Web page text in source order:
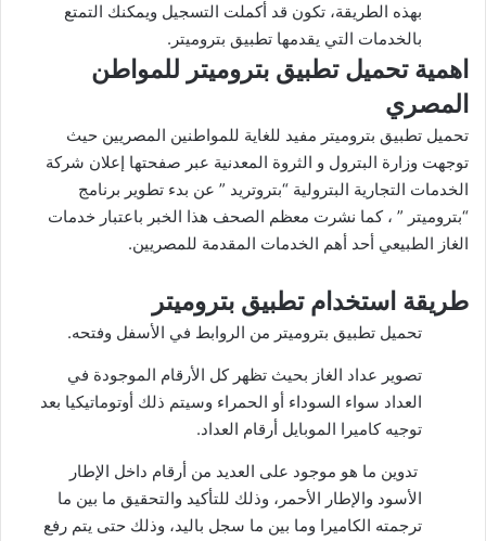
بهذه الطريقة، تكون قد أكملت التسجيل ويمكنك التمتع
بالخدمات التي يقدمها تطبيق بتروميتر.
اهمية تحميل تطبيق بتروميتر للمواطن
المصري
تحميل تطبيق بتروميتر مفيد للغاية للمواطنين المصريين حيث
توجهت وزارة البترول و الثروة المعدنية عبر صفحتها إعلان شركة
الخدمات التجارية البترولية “بتروتريد ” عن بدء تطوير برنامج
“بتروميتر ” ، كما نشرت معظم الصحف هذا الخبر باعتبار خدمات
الغاز الطبيعي أحد أهم الخدمات المقدمة للمصريين.
طريقة استخدام تطبيق بتروميتر
تحميل تطبيق بتروميتر من الروابط في الأسفل وفتحه.
تصوير عداد الغاز بحيث تظهر كل الأرقام الموجودة في
العداد سواء السوداء أو الحمراء وسيتم ذلك أوتوماتيكيا بعد
توجيه كاميرا الموبايل أرقام العداد.
تدوين ما هو موجود على العديد من أرقام داخل الإطار
الأسود والإطار الأحمر، وذلك للتأكيد والتحقيق ما بين ما
ترجمته الكاميرا وما بين ما سجل باليد، وذلك حتى يتم رفع